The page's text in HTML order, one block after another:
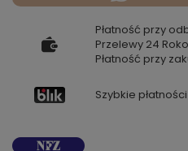
Płatność przy
Przelewy 24
Płatność przy
Szybkie płatności